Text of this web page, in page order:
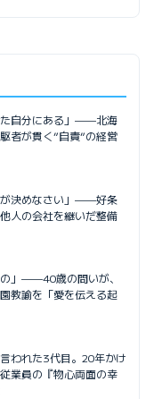
た自分にある」——北海
者が貫く”自責”の経営
が決めなさい」——好条
人の会社を継いだ整備
の」——40歳の問いが、
教諭を「愛を伝える起
われた3代目。20年かけ
業員の『物心両面の幸